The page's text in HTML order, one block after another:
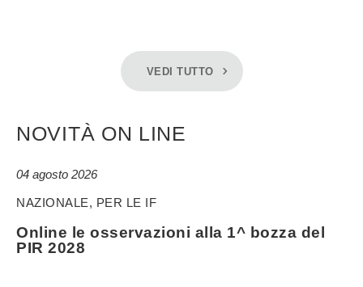
VEDI TUTTO
NOVITÀ ON LINE
04 agosto 2026
NAZIONALE, PER LE IF
Online le osservazioni alla 1^ bozza del
PIR 2028